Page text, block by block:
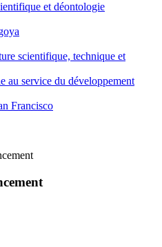
et déontologie
scientifique, technique et
au service du développement
Francisco